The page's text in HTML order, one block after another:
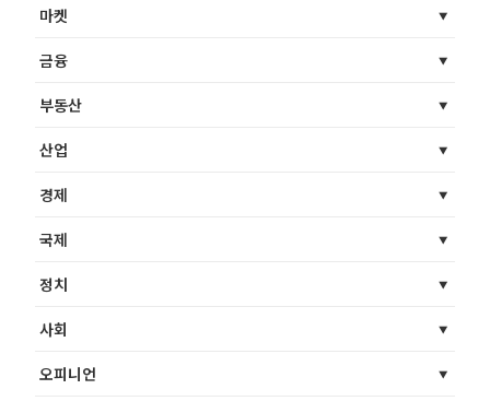
마켓
금융
부동산
산업
경제
국제
정치
사회
오피니언